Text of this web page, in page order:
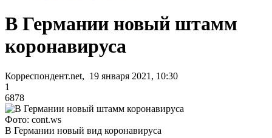
В Германии новый штамм
коронавируса
Корреспондент.net, 19 января 2021, 10:30
1
6878
Фото: cont.ws
В Германии новый вид коронавируса